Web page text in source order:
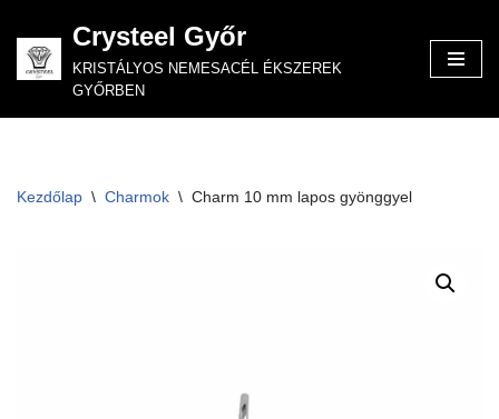
Skip
to
Crysteel Győr
KRISTÁLYOS NEMESACÉL ÉKSZEREK
GYŐRBEN
Kezdőlap \ Charmok \ Charm 10 mm lapos gyönggyel